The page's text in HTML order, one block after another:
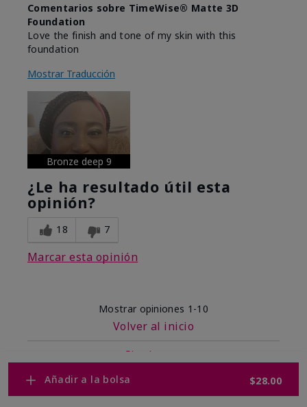
Añadir a la bolsa $28.00
Comentarios sobre TimeWise® Matte 3D
Foundation
Love the finish and tone of my skin with this
foundation
Mostrar Traducción
Bronze deep 9
¿Le ha resultado útil esta
opinión?
18 7
Marcar esta opinión
Mostrar opiniones 1-10
Volver al inicio
Siguiente